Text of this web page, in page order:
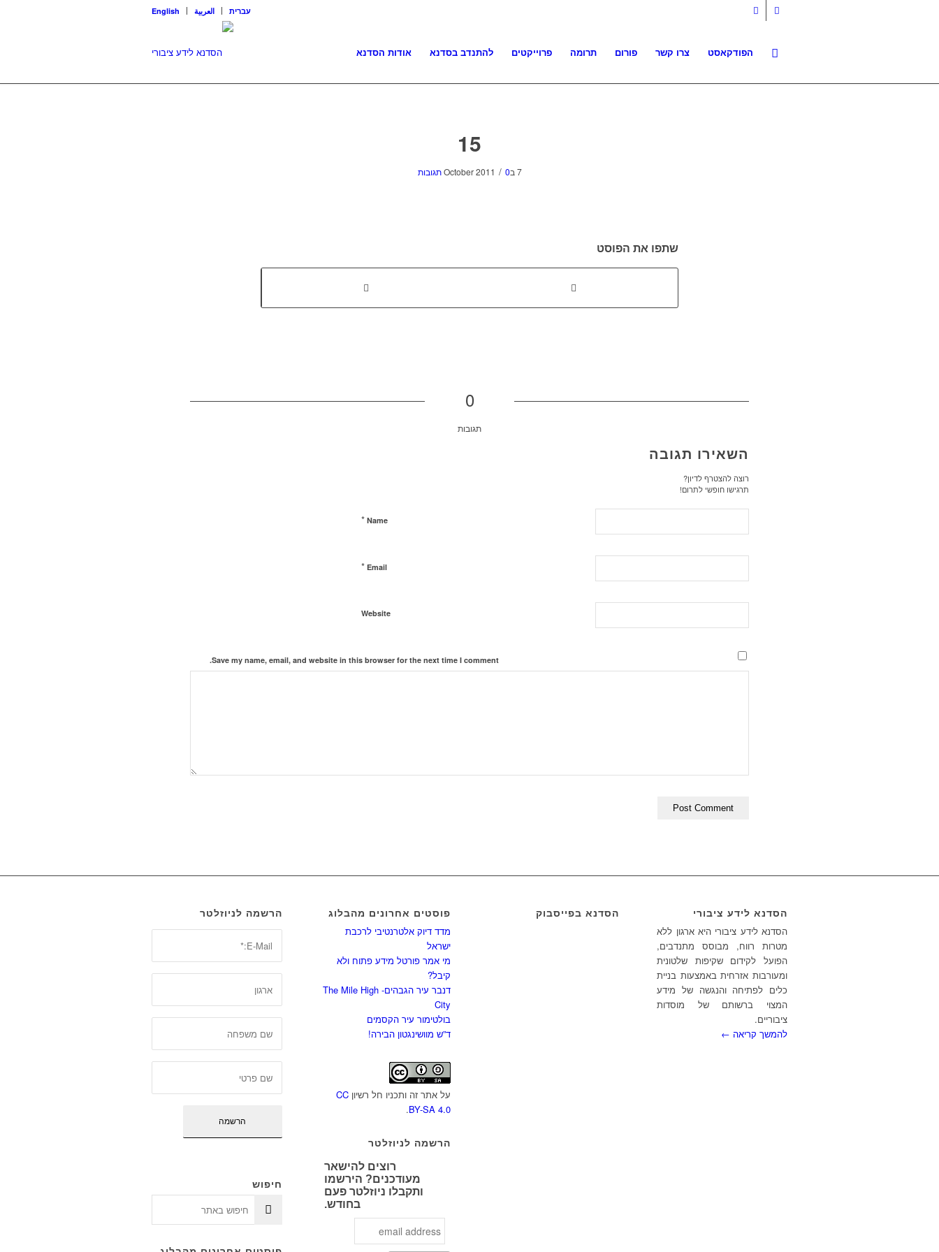
English العربية עברית
אודות הסדנא להתנדב בסדנא פרוייקטים תרומה פורום צרו קשר הפודקאסט
15
7 בOctober 2011 / 0 תגובות
שתפו את הפוסט
0
תגובות
השאירו תגובה
רוצה להצטרף לדיון?
תרגישו חופשי לתרום!
Name
*
Email
*
Website
Save my name, email, and website in this browser for the next time I comment.
הרשמה לניוזלטר
חיפוש
פוסטים אחרונים מהבלוג
מדד דיוק אלטרנטיבי לרכבת
ישראל
מי אמר פורטל מידע פתוח ולא
קיבל?
דנבר עיר הגבהים- The Mile High
City
בולטימור עיר הקסמים
ד”ש מוושינגטון הבירה!
על אתר זה ותכניו חל רשיוןCC
BY-SA 4.0
.
הרשמה לניוזלטר
רוצים להישאר
מעודכנים? הירשמו
ותקבלו ניוזלטר פעם
בחודש.
הסדנא בפייסבוק הסדנא לידע ציבורי
הסדנא לידע ציבורי היא ארגון ללא
מטרות רווח, מבוסס מתנדבים,
הפועל לקידום שקיפות שלטונית
ומעורבות אזרחית באמצעות בניית
כלים לפתיחה והנגשה של מידע
המצוי ברשותם של מוסדות
ציבוריים.
להמשך קריאה ←